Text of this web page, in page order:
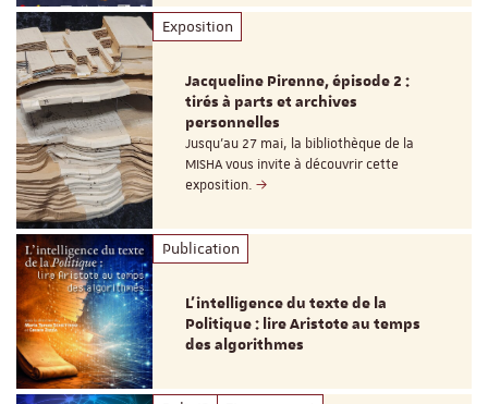
Exposition
Jacqueline Pirenne, épisode 2 :
tirés à parts et archives
personnelles
Jusqu’au 27 mai, la bibliothèque de la
MISHA vous invite à découvrir cette
exposition.
Publication
L’intelligence du texte de la
Politique : lire Aristote au temps
des algorithmes